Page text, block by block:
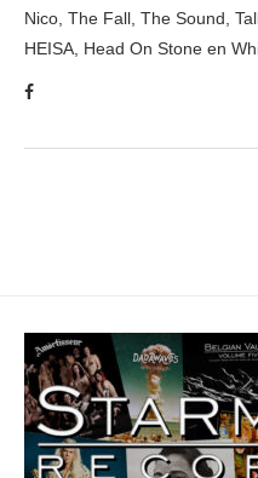
Nico, The Fall, The Sound,
HEISA, Head On Stone en